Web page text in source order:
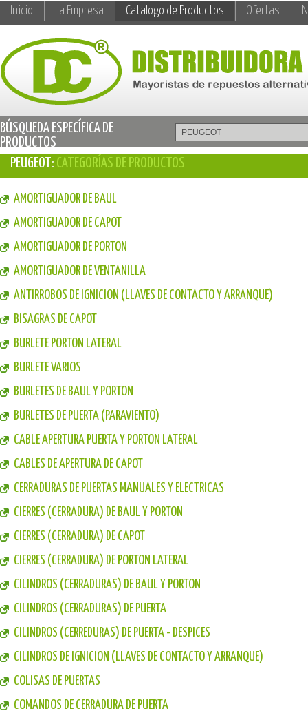
Inicio La Empresa Catalogo de Productos Ofertas
BÚSQUEDA ESPECÍFICA DE
PRODUCTOS
PEUGEOT: CATEGORÍAS DE PRODUCTOS
AMORTIGUADOR DE BAUL
AMORTIGUADOR DE CAPOT
AMORTIGUADOR DE PORTON
AMORTIGUADOR DE VENTANILLA
ANTIRROBOS DE IGNICION (LLAVES DE CONTACTO Y ARRANQUE)
BISAGRAS DE CAPOT
BURLETE PORTON LATERAL
BURLETE VARIOS
BURLETES DE BAUL Y PORTON
BURLETES DE PUERTA (PARAVIENTO)
CABLE APERTURA PUERTA Y PORTON LATERAL
CABLES DE APERTURA DE CAPOT
CERRADURAS DE PUERTAS MANUALES Y ELECTRICAS
CIERRES (CERRADURA) DE BAUL Y PORTON
CIERRES (CERRADURA) DE CAPOT
CIERRES (CERRADURA) DE PORTON LATERAL
CILINDROS (CERRADURAS) DE BAUL Y PORTON
CILINDROS (CERRADURAS) DE PUERTA
CILINDROS (CERREDURAS) DE PUERTA - DESPICES
CILINDROS DE IGNICION (LLAVES DE CONTACTO Y ARRANQUE)
COLISAS DE PUERTAS
COMANDOS DE CERRADURA DE PUERTA